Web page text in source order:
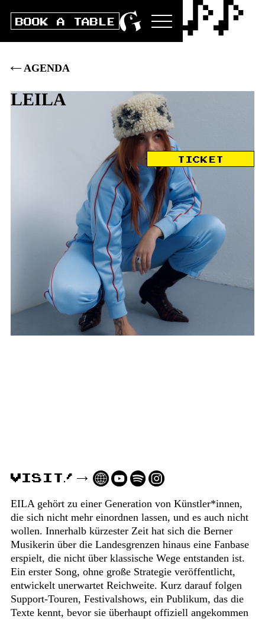
BOOK A TABLE
AGENDA
LEILA
TICKET
CLUB 21:00 |AK35.–|VVK
STUDENTS/AHV/IV: VVK 25 / AK 30
VISIT!
EILA gehört zu einer Generation von Künstler*innen,
die sich nicht mehr einordnen lassen, und es auch nicht
wollen. Innerhalb kürzester Zeit hat sich die Berner
Musikerin über die Landesgrenzen hinaus eine Fanbase
erspielt, die nicht über klassische Wege entstanden ist.
Ein erster Song, ohne große Strategie veröffentlicht,
entwickelt unerwartet Reichweite. Kurz darauf folgen
Support-Touren, Festivalshows, ein Publikum, das die
Texte kennt, bevor sie überhaupt offiziell angekommen